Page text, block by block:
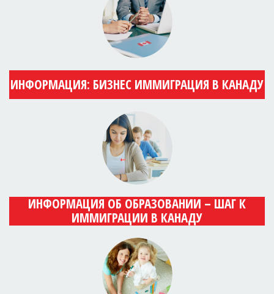
ИНФОРМАЦИЯ: БИЗНЕС ИММИГРАЦИЯ В КАНАДУ
ИНФОРМАЦИЯ ОБ ОБРАЗОВАНИИ – ШАГ К
ИММИГРАЦИИ В КАНАДУ